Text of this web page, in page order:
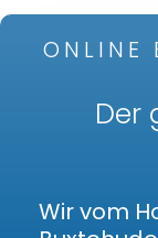
ONLINE
Der
Wir vom